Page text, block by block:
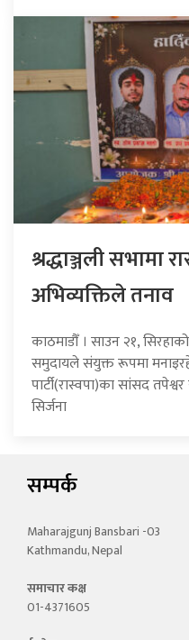
श्रद्धाञ्जली सभामा
अभिव्यक्तिले तनाव
काठमाडौँ । साउन २१,
समुदायले संयुक्त रूपमा
पार्टी(रास्वपा)का सांसद
सिर्जना
सम्पर्क
Maharajgunj Bansbari -03
Kathmandu, Nepal
समाचार कक्ष
01-4371605